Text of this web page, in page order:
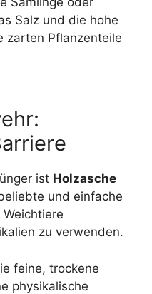
Salz und die hohe
zarten Pflanzenteile
ist Holzasche
und einfache
zu verwenden.
feine, trockene
physikalische